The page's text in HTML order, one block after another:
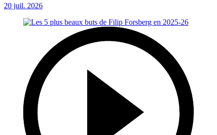
20 juil. 2026